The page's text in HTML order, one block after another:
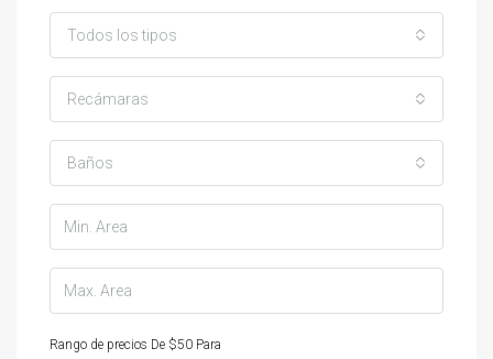
Todos los tipos
Recámaras
Baños
Rango de precios De $50 Para